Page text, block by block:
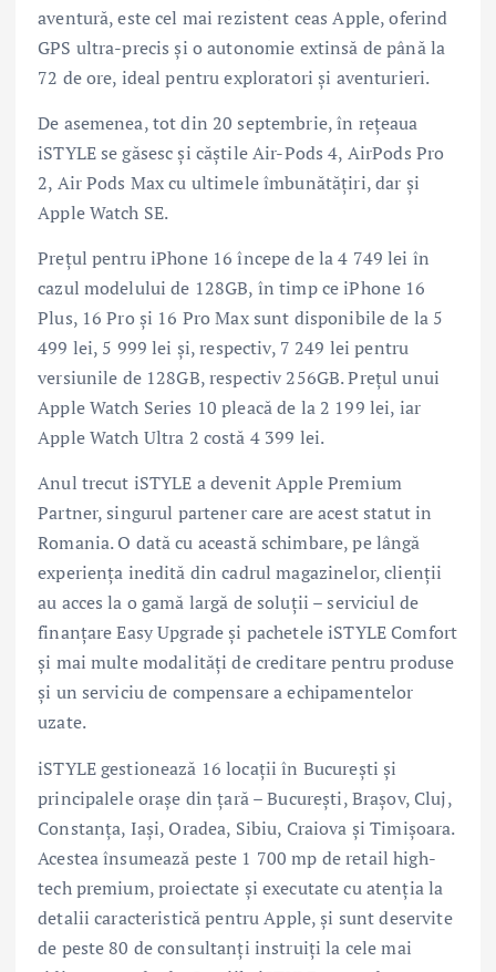
aventură, este cel mai rezistent ceas Apple, oferind
GPS ultra-precis și o autonomie extinsă de până la
72 de ore, ideal pentru exploratori și aventurieri.
De asemenea, tot din 20 septembrie, în rețeaua
iSTYLE se găsesc și căștile Air-Pods 4, AirPods Pro
2, Air Pods Max cu ultimele îmbunătățiri, dar și
Apple Watch SE.
Prețul pentru iPhone 16 începe de la 4 749 lei în
cazul modelului de 128GB, în timp ce iPhone 16
Plus, 16 Pro și 16 Pro Max sunt disponibile de la 5
499 lei, 5 999 lei și, respectiv, 7 249 lei pentru
versiunile de 128GB, respectiv 256GB. Prețul unui
Apple Watch Series 10 pleacă de la 2 199 lei, iar
Apple Watch Ultra 2 costă 4 399 lei.
Anul trecut iSTYLE a devenit Apple Premium
Partner, singurul partener care are acest statut in
Romania. O dată cu această schimbare, pe lângă
experiența inedită din cadrul magazinelor, clienții
au acces la o gamă largă de soluții – serviciul de
finanțare Easy Upgrade și pachetele iSTYLE Comfort
și mai multe modalități de creditare pentru produse
și un serviciu de compensare a echipamentelor
uzate.
iSTYLE gestionează 16 locații în București și
principalele orașe din țară – București, Brașov, Cluj,
Constanța, Iași, Oradea, Sibiu, Craiova și Timișoara.
Acestea însumează peste 1 700 mp de retail high-
tech premium, proiectate și executate cu atenția la
detalii caracteristică pentru Apple, și sunt deservite
de peste 80 de consultanți instruiți la cele mai